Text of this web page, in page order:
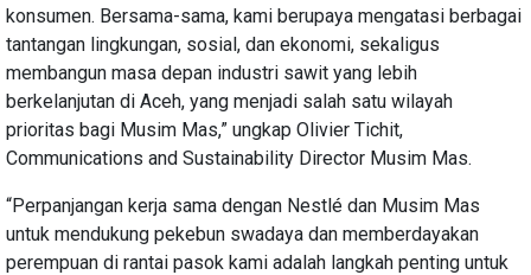
konsumen. Bersama-sama, kami berupaya mengatasi berbagai
tantangan lingkungan, sosial, dan ekonomi, sekaligus
membangun masa depan industri sawit yang lebih
berkelanjutan di Aceh, yang menjadi salah satu wilayah
prioritas bagi Musim Mas,” ungkap Olivier Tichit,
Communications and Sustainability Director Musim Mas.
“Perpanjangan kerja sama dengan Nestlé dan Musim Mas
untuk mendukung pekebun swadaya dan memberdayakan
perempuan di rantai pasok kami adalah langkah penting untuk